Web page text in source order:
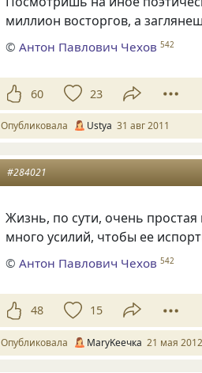
миллион восторгов, а
©Антон Павлович Чехов 542
60 23
Опубликовала Ustya 31 авг 2011
#284021
Жизнь, по сути, очень
много усилий, чтобы ее
©Антон Павлович Чехов 542
48 15
Опубликовала MaryKeeчка 21 мая 2012